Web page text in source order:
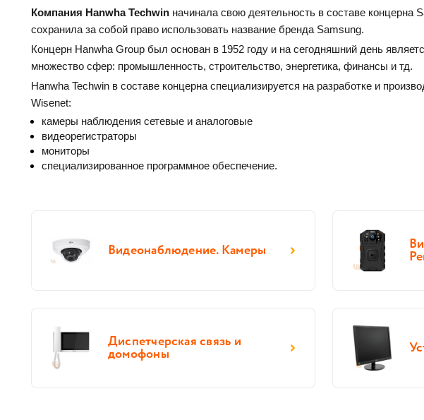
Компания Hanwha Techwin начинала свою деятельность в составе концерна
сохранила за собой право использовать название бренда Samsung.
Концерн Hanwha Group был основан в 1952 году и на сегодняшний день
множество сфер: промышленность, строительство, энергетика, финансы и тд.
Hanwha Techwin в составе концерна специализируется на разработке и
Wisenet:
камеры наблюдения сетевые и аналоговые
видеорегистраторы
мониторы
специализированное программное обеспечение.
Видеонаблюдение. Камеры
Диспетчерская связь и
домофоны